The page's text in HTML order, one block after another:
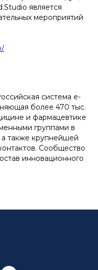
является
мероприятий
система е-
более 470 тыс.
и фармацевтике
группами в
а также крупнейшей
Сообщество
инновационного